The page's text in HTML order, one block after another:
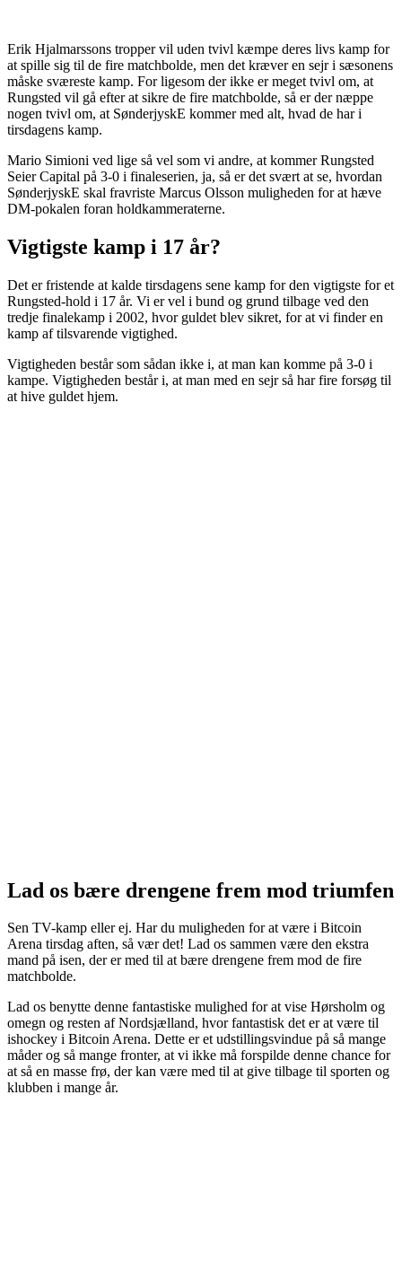
Erik Hjalmarssons tropper vil uden tvivl kæmpe deres livs kamp for
at spille sig til de fire matchbolde, men det kræver en sejr i sæsonens
måske sværeste kamp. For ligesom der ikke er meget tvivl om, at
Rungsted vil gå efter at sikre de fire matchbolde, så er der næppe
nogen tvivl om, at SønderjyskE kommer med alt, hvad de har i
tirsdagens kamp.
Mario Simioni ved lige så vel som vi andre, at kommer Rungsted
Seier Capital på 3-0 i finaleserien, ja, så er det svært at se, hvordan
SønderjyskE skal fravriste Marcus Olsson muligheden for at hæve
DM-pokalen foran holdkammeraterne.
Vigtigste kamp i 17 år?
Det er fristende at kalde tirsdagens sene kamp for den vigtigste for et
Rungsted-hold i 17 år. Vi er vel i bund og grund tilbage ved den
tredje finalekamp i 2002, hvor guldet blev sikret, for at vi finder en
kamp af tilsvarende vigtighed.
Vigtigheden består som sådan ikke i, at man kan komme på 3-0 i
kampe. Vigtigheden består i, at man med en sejr så har fire forsøg til
at hive guldet hjem.
Lad os bære drengene frem mod triumfen
Sen TV-kamp eller ej. Har du muligheden for at være i Bitcoin
Arena tirsdag aften, så vær det! Lad os sammen være den ekstra
mand på isen, der er med til at bære drengene frem mod de fire
matchbolde.
Lad os benytte denne fantastiske mulighed for at vise Hørsholm og
omegn og resten af Nordsjælland, hvor fantastisk det er at være til
ishockey i Bitcoin Arena. Dette er et udstillingsvindue på så mange
måder og så mange fronter, at vi ikke må forspilde denne chance for
at så en masse frø, der kan være med til at give tilbage til sporten og
klubben i mange år.